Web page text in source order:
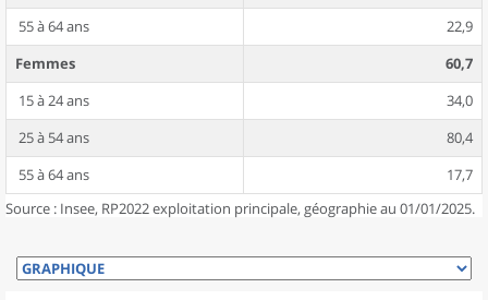
55 à 64 ans
22,9
Femmes
60,7
15 à 24 ans
34,0
25 à 54 ans
80,4
55 à 64 ans
17,7
Source : Insee, RP2022 exploitation principale, géographie au 01/01/2025.